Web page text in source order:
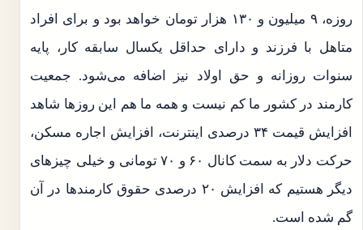
روزه، ۹ میلیون و ۱۳۰ هزار تومان خواهد بود و برای افراد
متاهل با فرزند و دارای حداقل یکسال سابقه کار، پایه
سنوات روزانه و حق اولاد نیز اضافه می‌شود. جمعیت
کارمند در کشور ما کم نیست و همه ما هم این روز‌ها شاهد
افزایش قیمت ۳۴ درصدی اینترنت، افزایش اجاره مسکن،
حرکت دلار به سمت کانال ۶۰ و ۷۰ تومانی و خیلی چیز‌های
دیگر هستیم که افزایش ۲۰ درصدی حقوق کارمند‌ها در آن
گم شده است.